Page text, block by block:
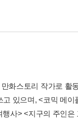
화스토리 작가로 활
있으며, <코믹 메
사> <지구의 주인